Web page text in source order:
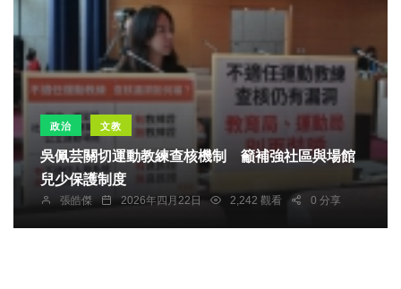
政治 文教
吳佩芸關切運動教練查核機制 籲補強社區與場館
兒少保護制度
張皓傑 2026年四月22日 2,242 觀看 0 分享